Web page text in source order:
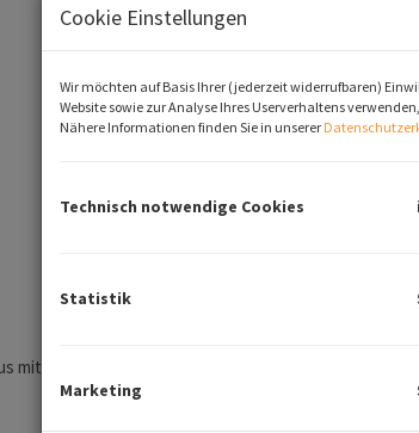
Cookie Einstellungen
Wir möchten auf Basis Ihrer (jederzeit widerrufbaren)
Website sowie zur Analyse Ihres Userverhaltens
Nähere Informationen finden Sie in unserer
Technisch notwendige Cookies
Statistik
Marketing